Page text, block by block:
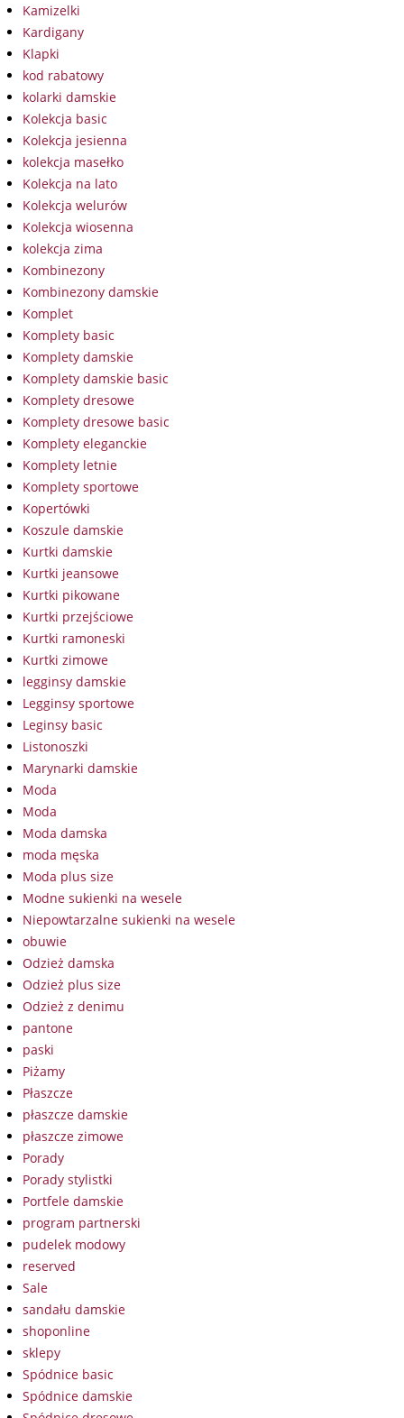
Kamizelki
Kardigany
Klapki
kod rabatowy
kolarki damskie
Kolekcja basic
Kolekcja jesienna
kolekcja masełko
Kolekcja na lato
Kolekcja welurów
Kolekcja wiosenna
kolekcja zima
Kombinezony
Kombinezony damskie
Komplet
Komplety basic
Komplety damskie
Komplety damskie basic
Komplety dresowe
Komplety dresowe basic
Komplety eleganckie
Komplety letnie
Komplety sportowe
Kopertówki
Koszule damskie
Kurtki damskie
Kurtki jeansowe
Kurtki pikowane
Kurtki przejściowe
Kurtki ramoneski
Kurtki zimowe
legginsy damskie
Legginsy sportowe
Leginsy basic
Listonoszki
Marynarki damskie
Moda
Moda
Moda damska
moda męska
Moda plus size
Modne sukienki na wesele
Niepowtarzalne sukienki na wesele
obuwie
Odzież damska
Odzież plus size
Odzież z denimu
pantone
paski
Piżamy
Płaszcze
płaszcze damskie
płaszcze zimowe
Porady
Porady stylistki
Portfele damskie
program partnerski
pudelek modowy
reserved
Sale
sandału damskie
shoponline
sklepy
Spódnice basic
Spódnice damskie